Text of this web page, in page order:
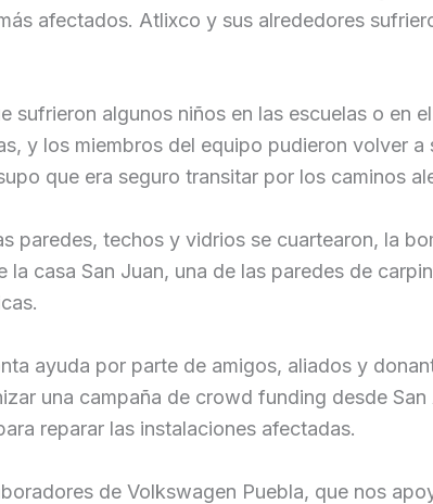
afectados. Atlixco y sus alrededores
sufrieron algunos niños en las escuelas o en
y los miembros del equipo pudieron volver
que era seguro transitar por los caminos
paredes, techos y vidrios se cuartearon, la
casa San Juan, una de las paredes de
ayuda por parte de amigos, aliados y
una campaña de crowd funding desde
reparar las instalaciones afectadas.
de Volkswagen Puebla, que nos